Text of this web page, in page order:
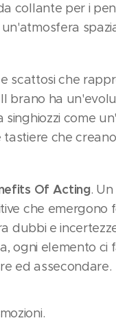
collante per i
scattosi che
brano ha
come
che
Of Acting.
che
dubbi e
ogni elemento
ed assecondare.